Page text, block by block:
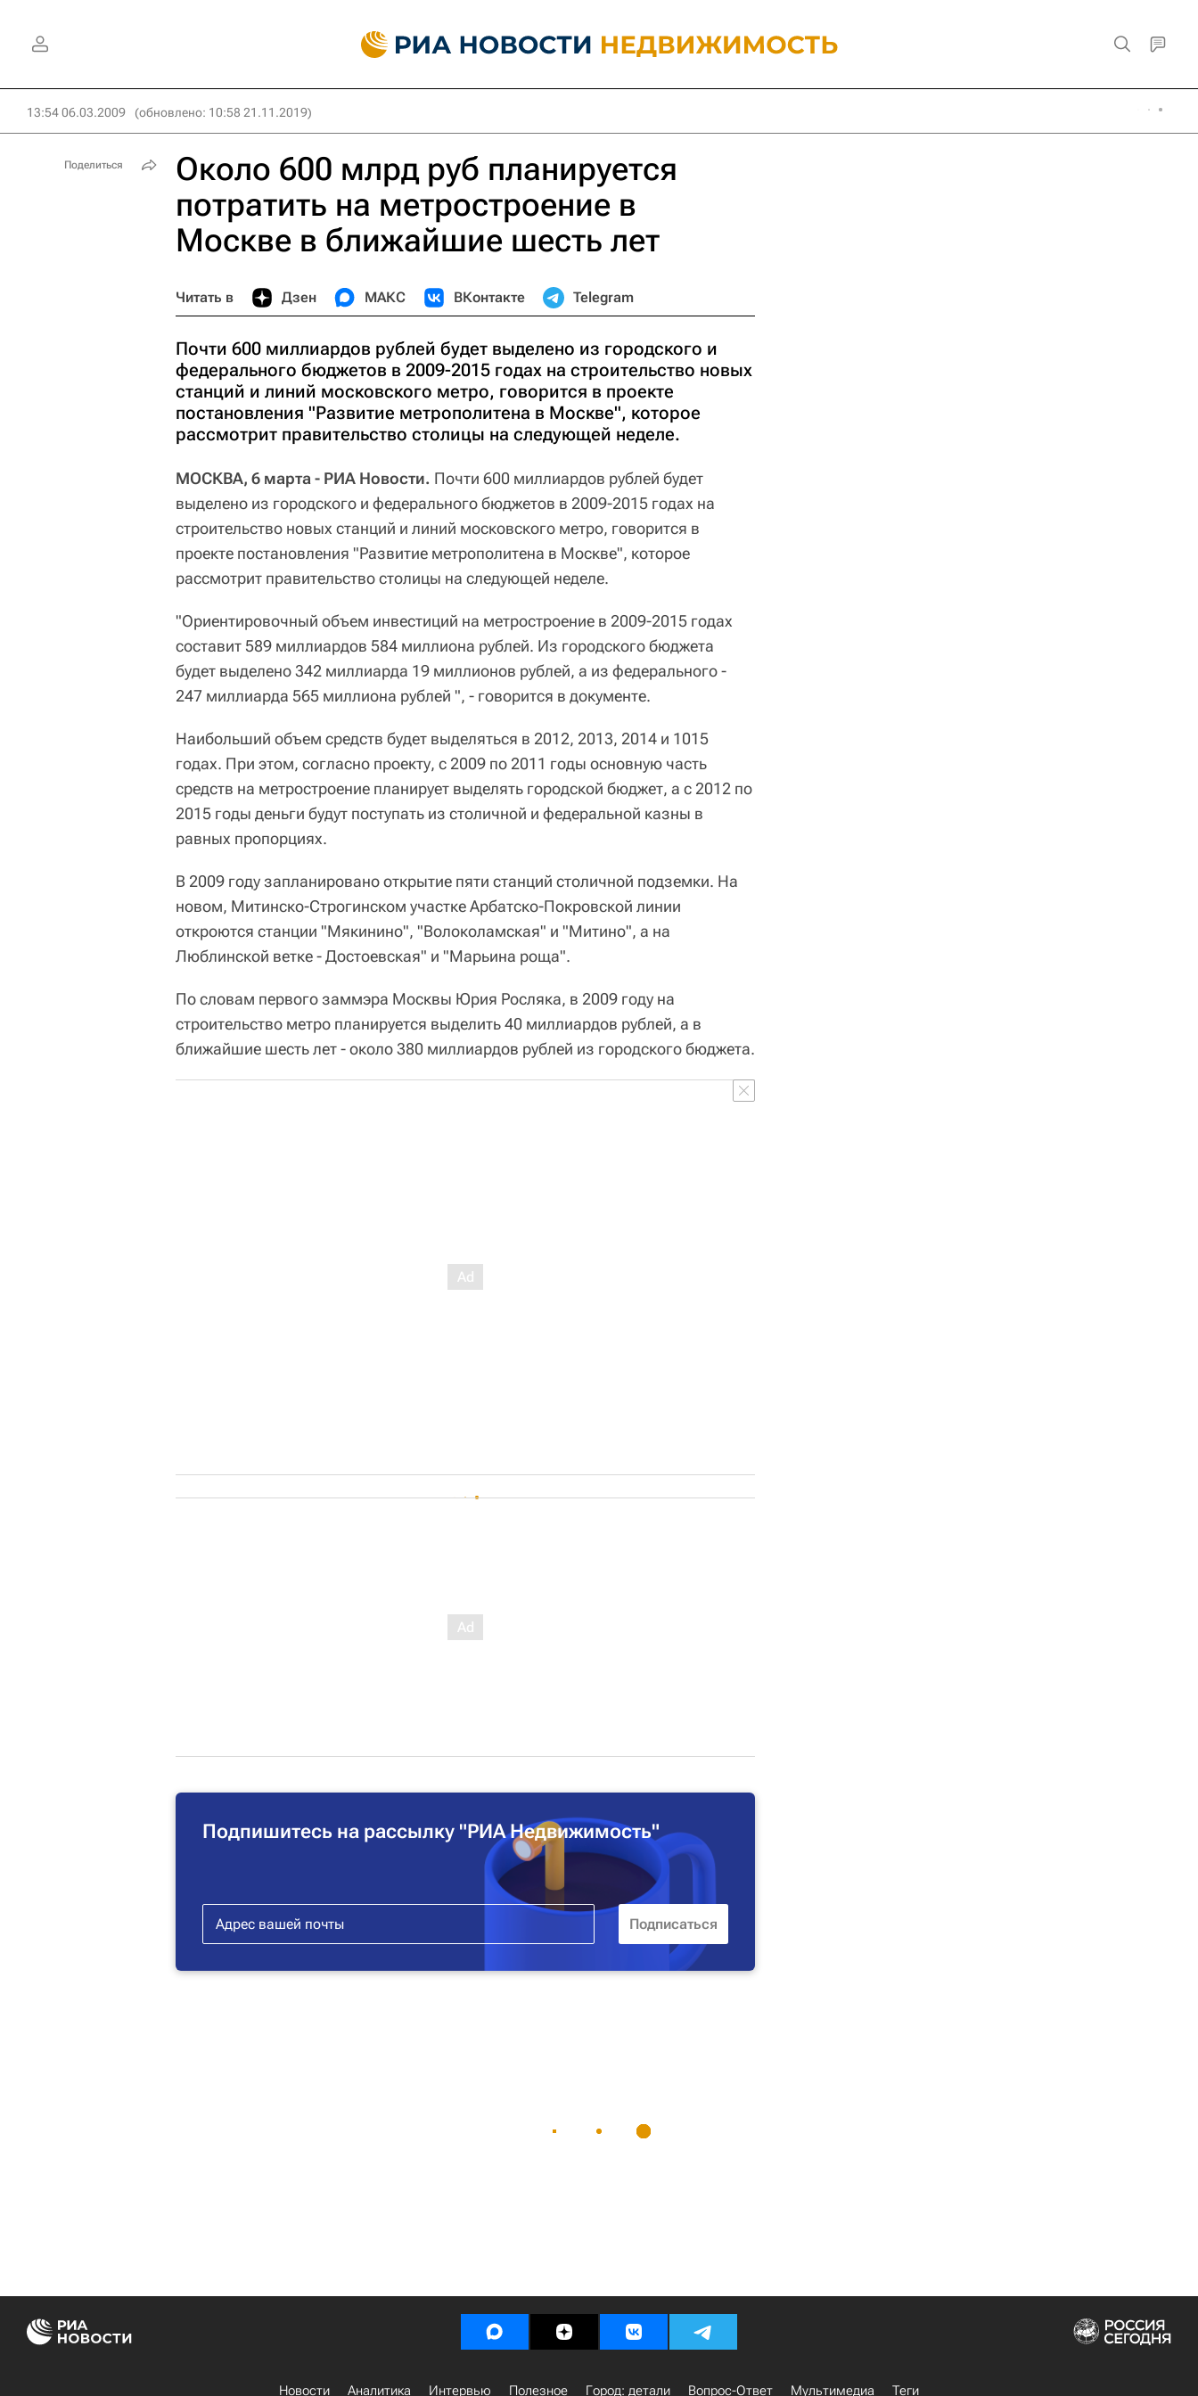
13:54 06.03.2009 (обновлено: 10:58 21.11.2019)
Около 600 млрд руб планируется
потратить на метростроение в
Москве в ближайшие шесть лет
Читать в Дзен МАКС ВКонтакте Telegram
Почти 600 миллиардов рублей будет выделено из городского и
федерального бюджетов в 2009-2015 годах на строительство новых
станций и линий московского метро, говорится в проекте
постановления "Развитие метрополитена в Москве", которое
рассмотрит правительство столицы на следующей неделе.
МОСКВА, 6 марта - РИА Новости. Почти 600 миллиардов рублей будет
выделено из городского и федерального бюджетов в 2009-2015 годах на
строительство новых станций и линий московского метро, говорится в
проекте постановления "Развитие метрополитена в Москве", которое
рассмотрит правительство столицы на следующей неделе.
"Ориентировочный объем инвестиций на метростроение в 2009-2015 годах
составит 589 миллиардов 584 миллиона рублей. Из городского бюджета
будет выделено 342 миллиарда 19 миллионов рублей, а из федерального -
247 миллиарда 565 миллиона рублей ", - говорится в документе.
Наибольший объем средств будет выделяться в 2012, 2013, 2014 и 1015
годах. При этом, согласно проекту, с 2009 по 2011 годы основную часть
средств на метростроение планирует выделять городской бюджет, а с 2012 по
2015 годы деньги будут поступать из столичной и федеральной казны в
равных пропорциях.
В 2009 году запланировано открытие пяти станций столичной подземки. На
новом, Митинско-Строгинском участке Арбатско-Покровской линии
откроются станции "Мякинино", "Волоколамская" и "Митино", а на
Люблинской ветке - Достоевская" и "Марьина роща".
По словам первого заммэра Москвы Юрия Росляка, в 2009 году на
строительство метро планируется выделить 40 миллиардов рублей, а в
ближайшие шесть лет - около 380 миллиардов рублей из городского бюджета.
Подпишитесь на рассылку "РИА Недвижимость"
Поделиться
Новости Аналитика Интервью Полезное Город: детали Вопрос-Ответ Мультимедиа Теги